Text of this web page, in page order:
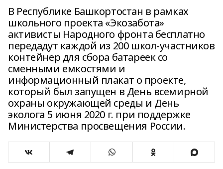
В Республике Башкортостан в рамках
школьного проекта «Экозабота»
активисты Народного фронта бесплатно
передадут каждой из 200 школ-участников
контейнер для сбора батареек со
сменными емкостями и
информационный плакат о проекте,
который был запущен в День всемирной
охраны окружающей среды и День
эколога 5 июня 2020 г. при поддержке
Министерства просвещения России.